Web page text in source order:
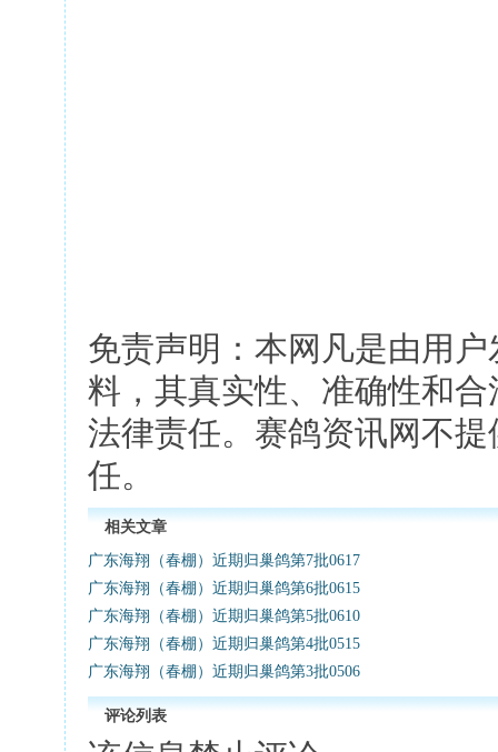
免责声明：本网凡是由用
料，其真实性、准确性和
法律责任。赛鸽资讯网不
任。
相关文章
广东海翔（春棚）近期归巢鸽第7批0617
广东海翔（春棚）近期归巢鸽第6批0615
广东海翔（春棚）近期归巢鸽第5批0610
广东海翔（春棚）近期归巢鸽第4批0515
广东海翔（春棚）近期归巢鸽第3批0506
评论列表